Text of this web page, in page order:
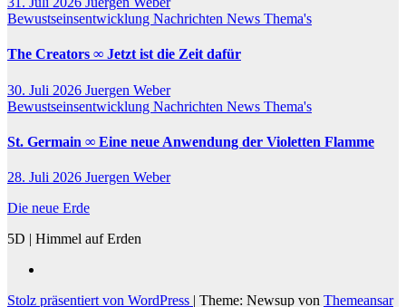
Bewustseinsentwicklung Nachrichten News Thema's
The Creators ∞ Jetzt ist die Zeit dafür
30. Juli 2026 Juergen Weber
Bewustseinsentwicklung Nachrichten News Thema's
St. Germain ∞ Eine neue Anwendung der Violetten Flamme
28. Juli 2026 Juergen Weber
Die neue Erde
5D | Himmel auf Erden
Stolz präsentiert von WordPress | Theme: Newsup von Themeansar